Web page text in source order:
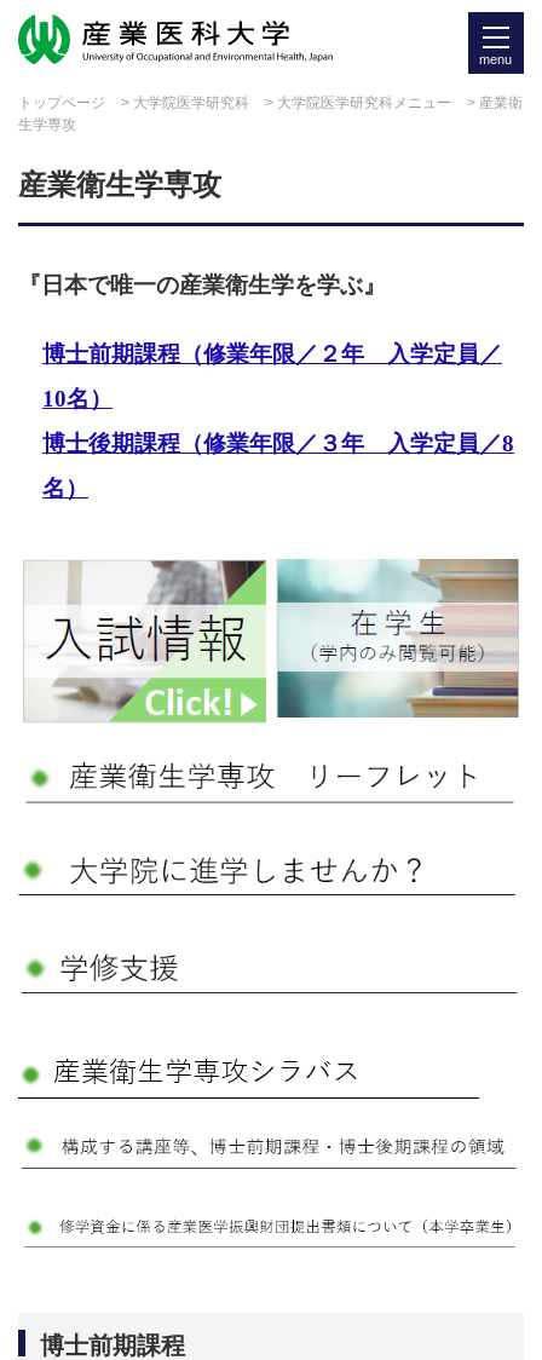
menu
トップページ > 大学院医学研究科 > 大学院医学研究科メニュー
> 産業衛
生学専攻
産業衛生学専攻
『日本で唯一の産業衛生学を学ぶ』
博士前期課程（修業年限／２年 入学定員／
10名）
博士後期課程（修業年限／３年 入学定員／8
名）
博士前期課程